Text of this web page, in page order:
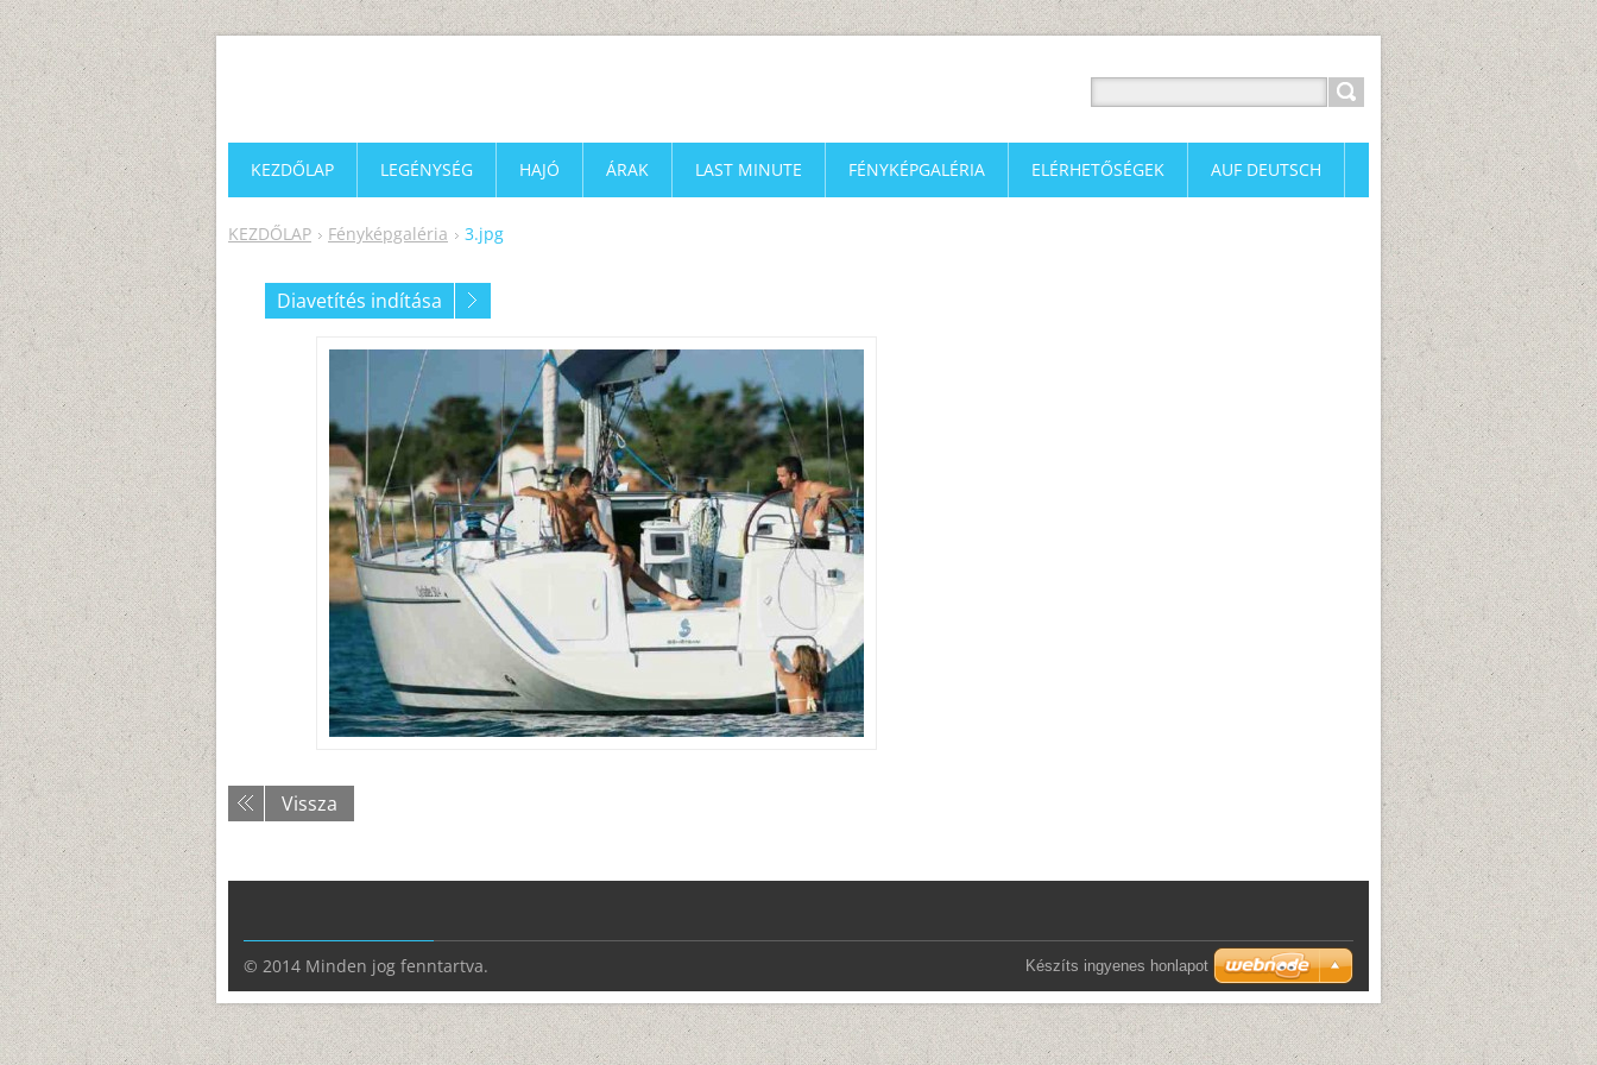
KEZDŐLAP Fényképgaléria 3.jpg
Diavetítés indítása
Vissza
KEZDŐLAP LEGÉNYSÉG HAJÓ ÁRAK LAST MINUTE FÉNYKÉPGALÉRIA ELÉRHETŐSÉGEK AUF DEUTSCH
© 2014 Minden jog fenntartva. Készíts ingyenes honlapot